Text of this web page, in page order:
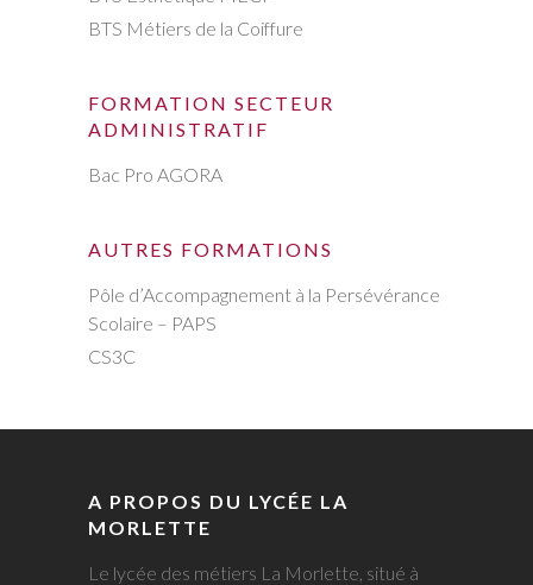
BTS Métiers de la Coiffure
FORMATION SECTEUR
ADMINISTRATIF
Bac Pro AGORA
AUTRES FORMATIONS
Pôle d’Accompagnement à la Persévérance
Scolaire – PAPS
CS3C
A PROPOS DU LYCÉE LA
MORLETTE
Le lycée des métiers La Morlette, situé à